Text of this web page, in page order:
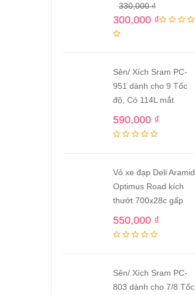
330,000₫
300,000 ₫
Sên/ Xích Sram PC-
951 dành cho 9 Tốc
độ, Có 114L mắt
590,000 ₫
Vỏ xe đạp Deli Aramid
Optimus Road kích
thướt 700x28c gấp
550,000 ₫
Sên/ Xích Sram PC-
803 dành cho 7/8 Tốc